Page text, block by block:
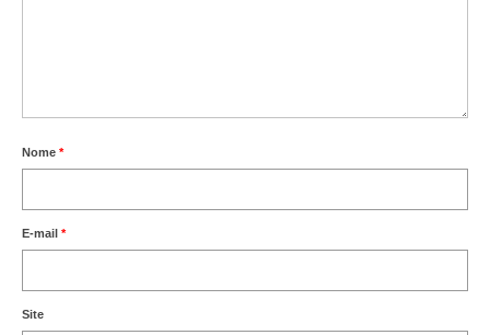
Boletos
COMUNICAÇÃO
PESQUISA 6×1
Nome *
E-mail *
Site